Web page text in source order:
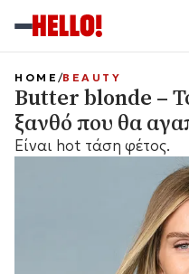
HOME BEAUTY
Butter blonde –
ξανθό που θα
Είναι hot τάση φέτος.